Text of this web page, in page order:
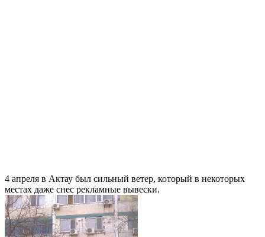
4 апреля в Актау был сильный ветер, который в некоторых
местах даже снес рекламные вывески.